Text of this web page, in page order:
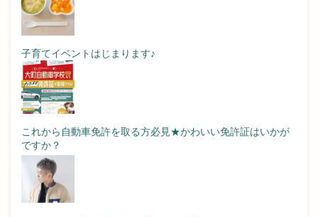
子育てイベントはじまります♪
これから自動車免許を取る方必見★かわいい免許証はいかが
ですか？